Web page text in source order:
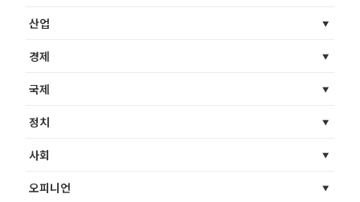
산업
경제
국제
정치
사회
오피니언